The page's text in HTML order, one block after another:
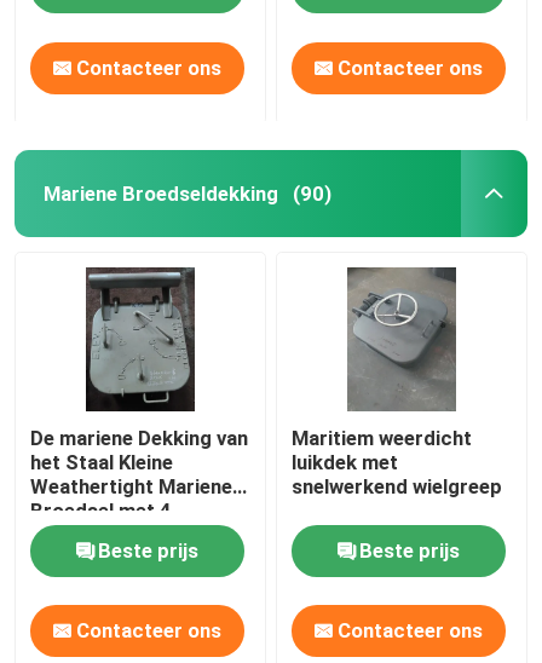
Contacteer ons Contacteer ons
Mariene Broedseldekking (90)
De mariene Dekking van
het Staal Kleine
Weathertight Mariene
Broedsel met 4
Hondklemmen
Beste prijs
Contacteer ons
Maritiem weerdicht
luikdek met
snelwerkend wielgreep
Beste prijs
Contacteer ons